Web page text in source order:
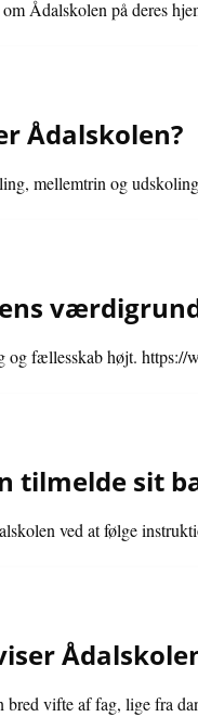
Ådalskolen på deres
Ådalskolen?
mellemtrin og
fællesskab højt. https://
tilmelde sit
ved at følge
bred vifte af fag, lige fra